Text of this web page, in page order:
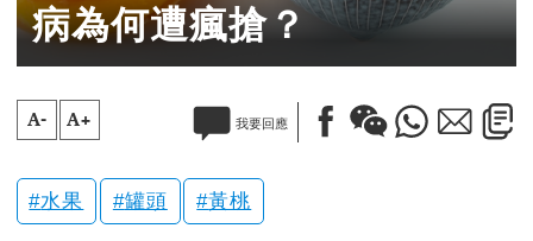
病為何遭瘋搶？
A- A+ 我要回應
水果 罐頭 黃桃